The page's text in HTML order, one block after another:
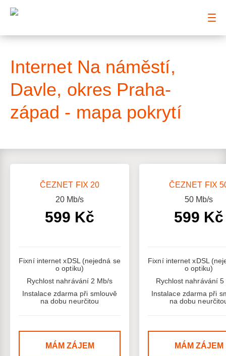
Internet Na náměstí,
Davle, okres Praha-
západ - mapa pokrytí
ČEZNET FIX 20
20Mb/s
599 Kč
Fixní internet xDSL (nejedná se
o optiku)
Rychlost nahrávání 2 Mb/s
Instalace zdarma při smlouvě
na dobu neurčitou
MÁM ZÁJEM
ČEZNET FIX
50Mb/s
599 Kč
Fixní internet xDSL
o optiku)
Rychlost nahrávání 5
Instalace zdarma při
na dobu
MÁM ZÁJEM
: Mapa pokrytí ulice